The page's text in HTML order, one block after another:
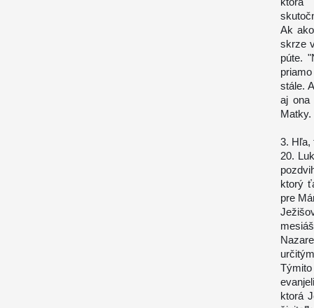
Ak
skrze
púte.
stále.
aj ona
Matky.
3. Hľa,
20.
ktorý
pre
ktorá